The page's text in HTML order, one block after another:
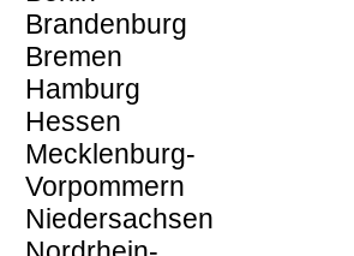
Brandenburg
Bremen
Hamburg
Hessen
Mecklenburg-
Vorpommern
Niedersachsen